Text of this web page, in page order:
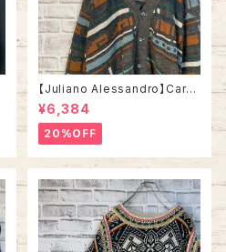
【Juliano Alessandro】Cardi
gan L Made in ITALY “EUR
O LINE” カーディガン 総柄 ウ
ール混合 イタリア製 ユーロライ
ン ヨーロッパ 古着
¥6,384
20%OFF